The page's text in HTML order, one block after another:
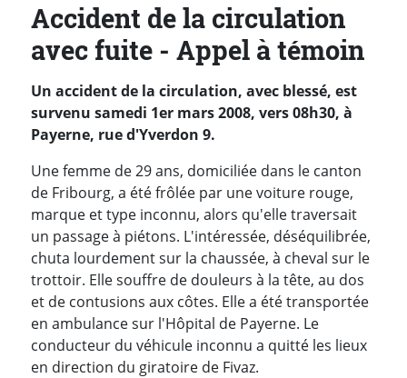
Accident de la circulation
avec fuite - Appel à témoin
Un accident de la circulation, avec blessé, est
survenu samedi 1er mars 2008, vers 08h30, à
Payerne, rue d'Yverdon 9.
Une femme de 29 ans, domiciliée dans le canton
de Fribourg, a été frôlée par une voiture rouge,
marque et type inconnu, alors qu'elle traversait
un passage à piétons. L'intéressée, déséquilibrée,
chuta lourdement sur la chaussée, à cheval sur le
trottoir. Elle souffre de douleurs à la tête, au dos
et de contusions aux côtes. Elle a été transportée
en ambulance sur l'Hôpital de Payerne. Le
conducteur du véhicule inconnu a quitté les lieux
en direction du giratoire de Fivaz.